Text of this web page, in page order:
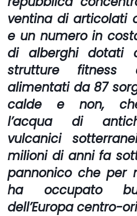
ventina di articolati
e un numero in
di alberghi
strutture fitness
alimentati da 87
calde e non,
l’acqua di
vulcanici
milioni di anni fa
pannonico che per
ha occupato
dell’Europa centro-